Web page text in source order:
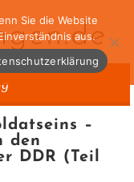
–
den
DDR (Teil
Sie die Website
aus.